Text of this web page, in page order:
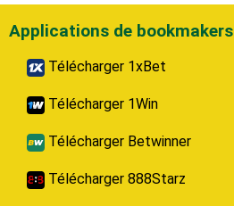
Applications de bookmakers
Télécharger 1xBet
Télécharger 1Win
Télécharger Betwinner
Télécharger 888Starz